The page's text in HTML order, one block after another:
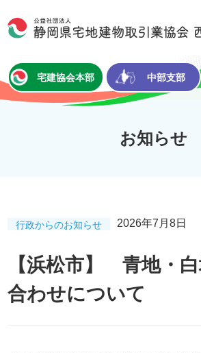
文字サイズ 小 中 大
宅建協会本部 中部支部
お知らせ
行政からのお知らせ 2026年7月8日
【浜松市】 青地・
合わせについて